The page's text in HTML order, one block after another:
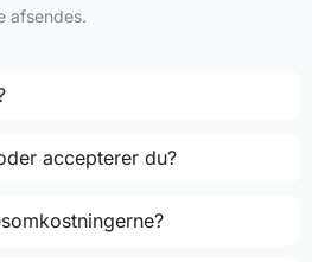
afsendes.
accepterer du?